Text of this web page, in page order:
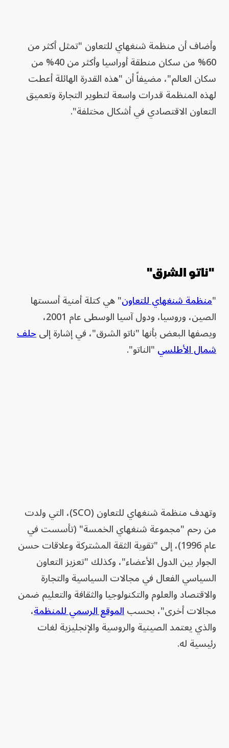
وأضاف أن منظمة شنغهاي للتعاون "تمثل أكثر من
60% من سكان منطقة أوراسيا وأكثر من 40% من
سكان العالم"، مضيفاً أن "هذه القدرة الهائلة أعطت
لهذه المنظمة قدرات واسعة لتطوير التجارة وتعميق
التعاون الاقتصادي في أشكال مختلفة".
"ناتو الشرق"
"منظمة شنغهاي للتعاون" هي كتلة أمنية أسستها
الصين، وروسيا، ودول آسيا الوسطى عام 2001،
ويصفها البعض بأنها "ناتو الشرق"، في إشارة إلىحلف
شمال الأطلسي"الناتو".
وتهدف منظمة شنغهاي للتعاون (SCO)، التي ولدت
من رحم "مجموعة شنغهاي الخمسة" (تأسست في
عام 1996)، إلى "تقوية الثقة المشتركة وعلاقات حسن
الجوار بين الدول الأعضاء"، وكذلك "تعزيز التعاون
السياسي الفعال في مجالات السياسية والتجارة
والاقتصاد والعلوم والتكنولوجيا والثقافة والتعليم ضمن
مجالات أخرى"، بحسبالموقع الرسمي للمنظمة،
والذي يعتمد الصينية والروسية والإنجليزية لغات
رئيسية له.